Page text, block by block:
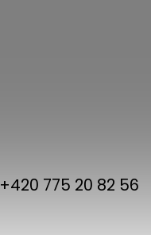
+420 775 20 82 56